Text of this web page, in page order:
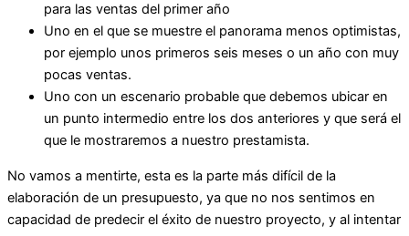
para las ventas del primer año
Uno en el que se muestre el panorama menos optimistas,
por ejemplo unos primeros seis meses o un año con muy
pocas ventas.
Uno con un escenario probable que debemos ubicar en
un punto intermedio entre los dos anteriores y que será el
que le mostraremos a nuestro prestamista.
No vamos a mentirte, esta es la parte más difícil de la
elaboración de un presupuesto, ya que no nos sentimos en
capacidad de predecir el éxito de nuestro proyecto, y al intentar